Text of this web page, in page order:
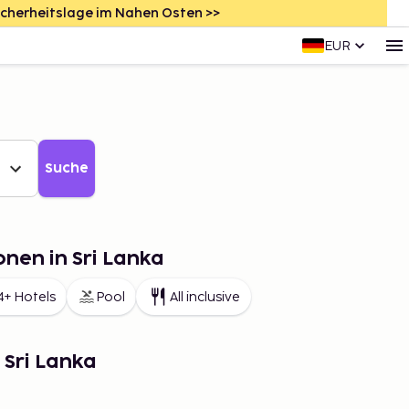
im Nahen Osten >>
EUR
Suche
in Sri Lanka
Hotels Pool All inclusive
Lanka